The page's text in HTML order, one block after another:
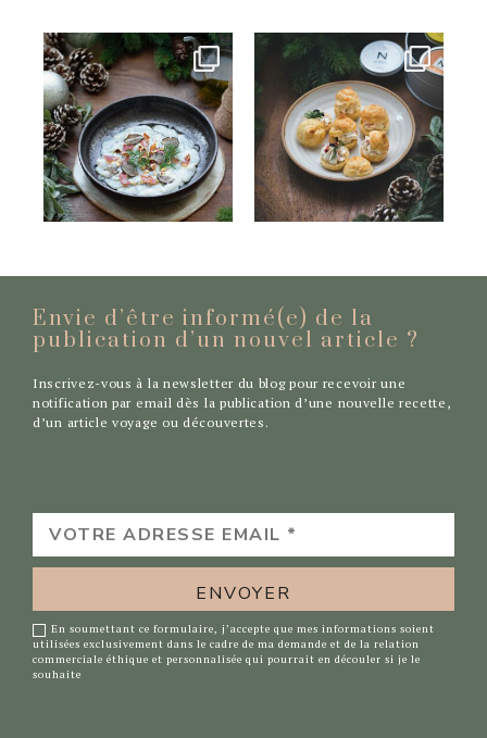
Envie d’être informé(e) de la
publication d’un nouvel article ?
Inscrivez-vous à la newsletter du blog pour recevoir une
notification par email dès la publication d’une nouvelle recette,
d’un article voyage ou découvertes.
ADRESSE
EMAIL
*
En soumettant ce formulaire, j’accepte que mes informations soient
utilisées exclusivement dans le cadre de ma demande et de la relation
commerciale éthique et personnalisée qui pourrait en découler si je le
souhaite